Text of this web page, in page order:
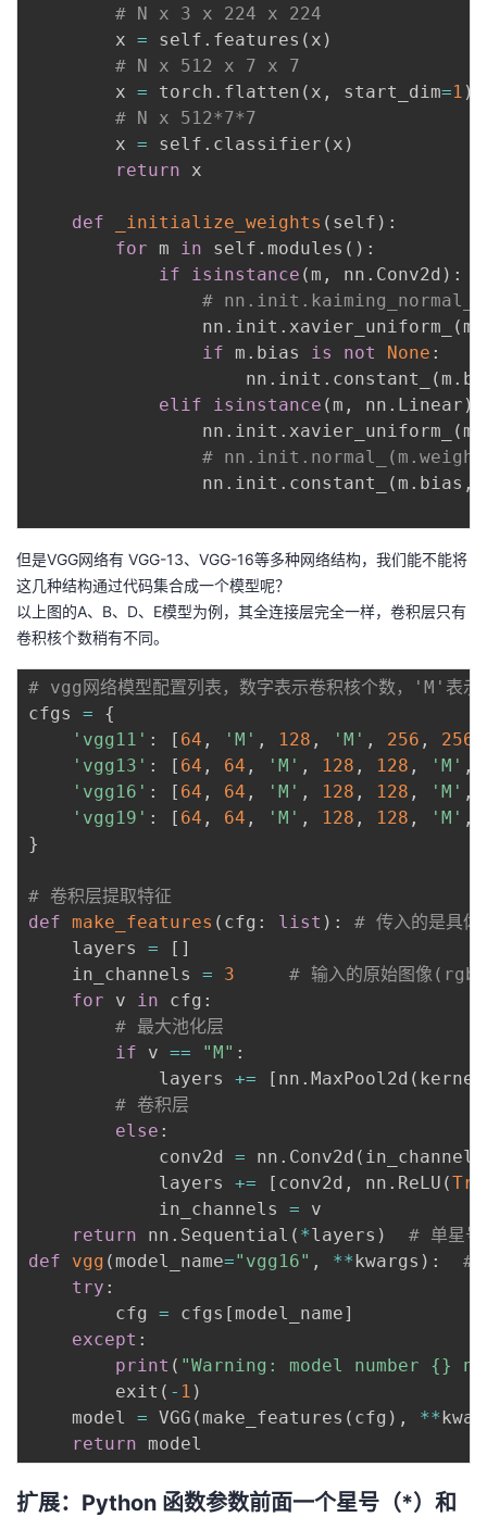
# N x 3 x 224 x 224
        x
= self . features ( x )
# N x 512 x 7 x 7
        x
= torch . flatten ( x , start_dim=1 )
# N x 512*7*7
        x
= self . classifier ( x )
return x
def _initialize_weights ( self ) :
for m in self . modules ( ) :
if
isinstance ( m , nn . Conv2d ) :
#
                nn
. init . xavier_uniform_ ( m
if m . bias is not None :
                    nn
. init . constant_ ( m .
elif
isinstance ( m , nn . Linear )
                nn
. init . xavier_uniform_ ( m
#
                nn
. init . constant_ ( m . bias ,
但是VGG网络有 VGG-13、VGG-16等多种网络结构，我们能不能将
这几种结构通过代码集合成一个模型呢？
以上图的A、B、D、E模型为例，其全连接层完全一样，卷积层只有
卷积核个数稍有不同。
# vgg网络模型配置列表，数字表示卷积核个数，'M'表示
cfgs =
{
'vgg11' : [ 64 , 'M' , 128 , 'M' , 256 , 256
'vgg13' : [ 64 , 64 , 'M' , 128 , 128 , 'M' ,
'vgg16' : [ 64 , 64 , 'M' , 128 , 128 , 'M' ,
'vgg19' : [ 64 , 64 , 'M' , 128 , 128 , 'M' ,
}
# 卷积层提取特征
def make_features ( cfg : list ) :
# 传入的是具体
    layers
= [ ]
    in_channels
= 3
# 输入的原始图像(rgb
for v in cfg :
# 最大池化层
if v == "M" :
            layers
+= [ nn . MaxPool2d (
# 卷积层
else :
            conv2d
= nn . Conv2d ( in_channels
            layers
+= [ conv2d , nn . ReLU (
            in_channels
= v
return nn . Sequential ( *layers )
# 单星
def
vgg ( model_name="vgg16" , ** kwargs ) :
#
try :
        cfg
= cfgs [ model_name]
except :
print ( "Warning: model number {}
        exit
( - 1 )
    model
= VGG ( make_features ( cfg ) , **
return
扩展：Python 函数参数前面一个星号（*）和